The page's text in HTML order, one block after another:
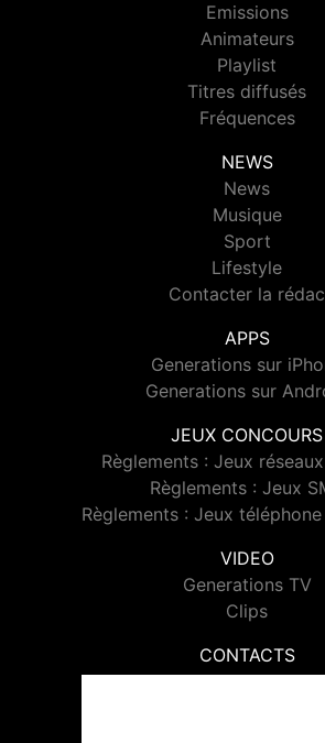
Emissions
Animateurs
Playlist
Titres diffusés
Fréquences
NEWS
News
Musique
Sport
Lifestyle
Contacter la rédac
APPS
Generations sur
Generations sur
JEUX CONCOURS
Règlements : Jeux
Règlements : Jeux
Règlements : Jeux
VIDEO
Generations TV
Clips
CONTACTS
Contacter